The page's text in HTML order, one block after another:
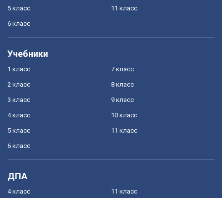
5 класс
6 класс
11 класс
Учебники
1 класс
2 класс
3 класс
4 класс
5 класс
6 класс
7 класс
8 класс
9 класс
10 класс
11 класс
ДПА
4 класс 11 класс